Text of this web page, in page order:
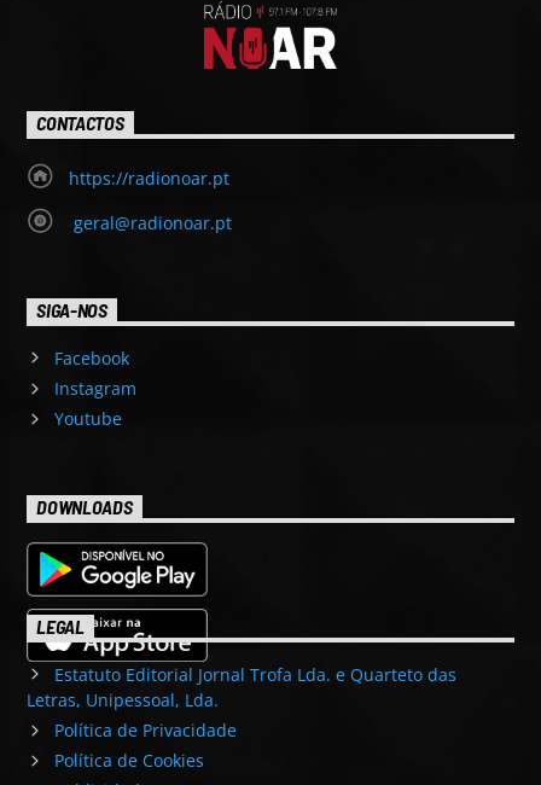
CONTACTOS
https://radionoar.pt
geral@radionoar.pt
SIGA-NOS
Facebook
Instagram
Youtube
DOWNLOADS
LEGAL
Estatuto Editorial Jornal Trofa Lda. e Quarteto das
Letras, Unipessoal, Lda.
Política de Privacidade
Política de Cookies